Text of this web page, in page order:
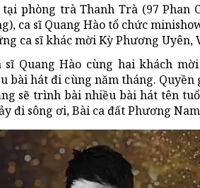
tại phòng trà Thanh Trà (97 Phan
ca sĩ Quang Hào tổ chức
ca sĩ khác mời Kỳ Phương Uyên,
sĩ Quang Hào cùng hai khách
bài hát đi cùng năm tháng. Quyền
sẽ trình bài nhiều bài hát tên
đi sông ơi, Bài ca đất Phương